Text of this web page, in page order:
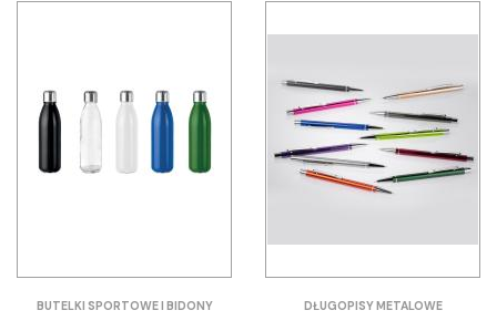
BUTELKI SPORTOWE I BIDONY DŁUGOPISY METALOWE